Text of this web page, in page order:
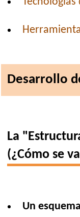
Desarrollo
La
(¿Cómo se
Un